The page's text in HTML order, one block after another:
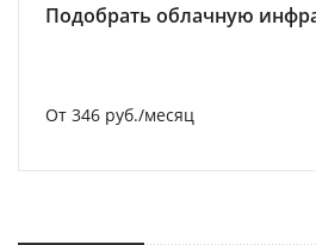
Подобрать облачную
От 346 руб./месяц